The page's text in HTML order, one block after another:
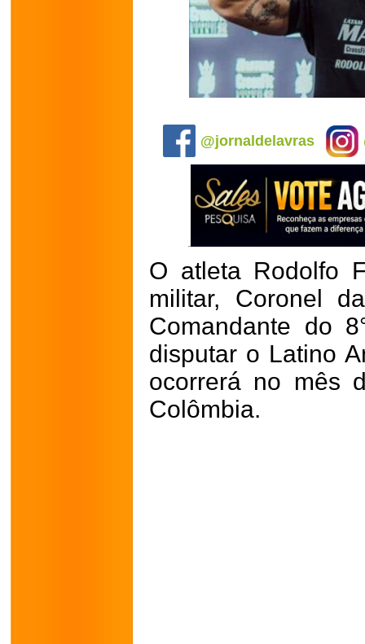
@jornaldelavras
O atleta Rodolfo
militar, Coronel
Comandante do
disputar o Latino
ocorrerá no mês
Colômbia.